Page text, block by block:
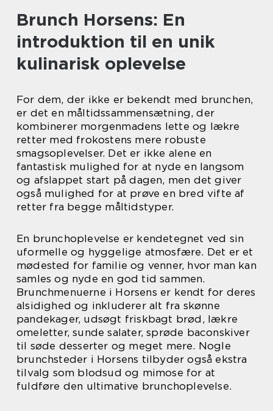
Brunch Horsens: En
introduktion til en unik
kulinarisk oplevelse
For dem, der ikke er bekendt med brunchen,
er det en måltidssammensætning, der
kombinerer morgenmadens lette og lækre
retter med frokostens mere robuste
smagsoplevelser. Det er ikke alene en
fantastisk mulighed for at nyde en langsom
og afslappet start på dagen, men det giver
også mulighed for at prøve en bred vifte af
retter fra begge måltidstyper.
En brunchoplevelse er kendetegnet ved sin
uformelle og hyggelige atmosfære. Det er et
mødested for familie og venner, hvor man kan
samles og nyde en god tid sammen.
Brunchmenuerne i Horsens er kendt for deres
alsidighed og inkluderer alt fra skønne
pandekager, udsøgt friskbagt brød, lækre
omeletter, sunde salater, sprøde baconskiver
til søde desserter og meget mere. Nogle
brunchsteder i Horsens tilbyder også ekstra
tilvalg som blodsud og mimose for at
fuldføre den ultimative brunchoplevelse.